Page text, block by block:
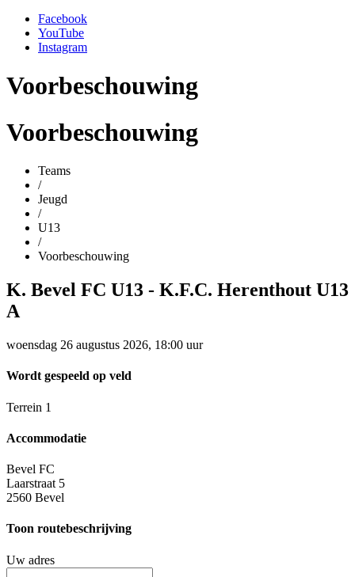
Facebook
YouTube
Instagram
Voorbeschouwing
Voorbeschouwing
Teams
/
Jeugd
/
U13
/
Voorbeschouwing
K. Bevel FC U13 - K.F.C. Herenthout U13
A
woensdag 26 augustus 2026, 18:00 uur
Wordt gespeeld op veld
Terrein 1
Accommodatie
Bevel FC
Laarstraat 5
2560 Bevel
Toon routebeschrijving
Uw adres